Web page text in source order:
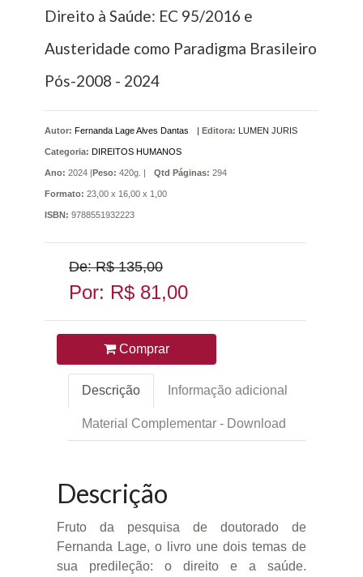
Direito à Saúde: EC 95/2016 e
Austeridade como Paradigma Brasileiro
Pós-2008 - 2024
Autor: Fernanda Lage Alves Dantas Editora: LUMEN JURIS
Categoria: DIREITOS HUMANOS
Ano: 2024 | Peso: 420g. | Qtd Páginas: 294
Formato: 23,00 x 16,00 x 1,00
ISBN: 9788551932223
De: R$ 135,00
Por: R$ 81,00
Comprar
Descrição Informação adicional
Material Complementar - Download
Descrição
Fruto da pesquisa de doutorado de
Fernanda Lage, o livro une dois temas de
sua predileção: o direito e a saúde.